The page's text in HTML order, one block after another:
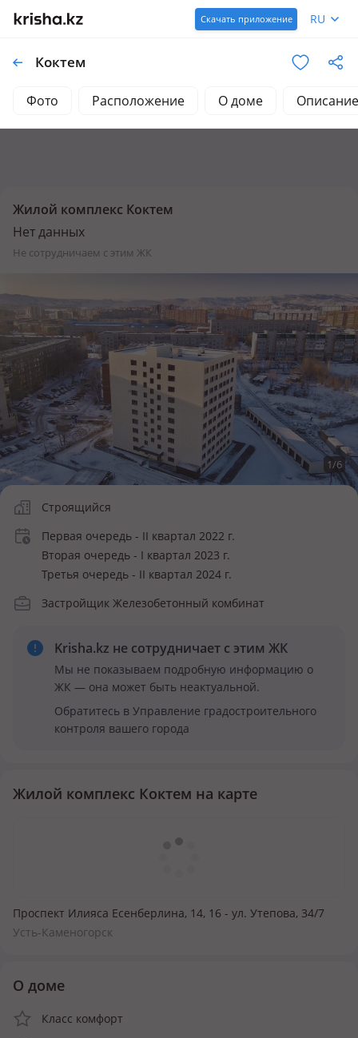
Скачать приложение RU
Коктем
Фото Расположение О доме Описание
Жилой комплекс Коктем
Нет данных
не сотрудничаем с этим ЖК
1/6
Строящийся
Первая очередь - II квартал 2022 г.
Вторая очередь - I квартал 2023 г.
Третья очередь - II квартал 2024 г.
Застройщик Железобетонный комбинат
Krisha.kz не сотрудничает с этим ЖК
Мы не показываем подробную информацию о
ЖК — она может быть неактуальной.
Обратитесь в Управление градостроительного
контроля вашего города
Жилой комплекс Коктем на карте
Проспект Илияса Есенберлина, 14, 16 - ул. Утепова, 34/7
Усть-Каменогорск
О доме
Класс комфорт